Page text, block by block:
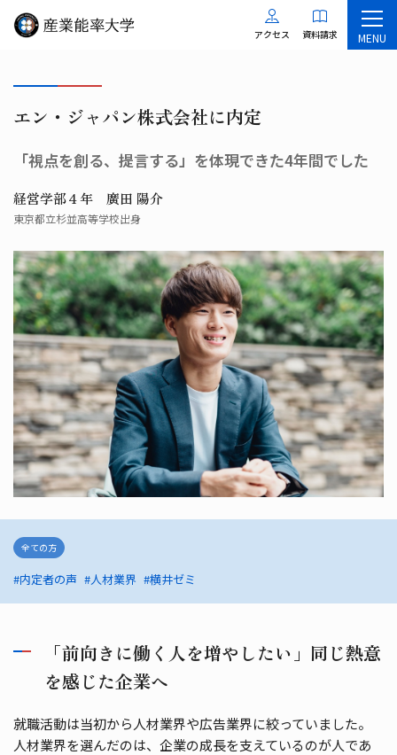
アクセス 資料請求 MENU
エン・ジャパン株式会社に内定
「視点を創る、提言する」を体現できた4年間でした
経営学部４年 廣田 陽介
東京都立杉並高等学校出身
全ての方
#内定者の声 #人材業界 #横井ゼミ
「前向きに働く人を増やしたい」同じ熱意
を感じた企業へ
就職活動は当初から人材業界や広告業界に絞っていました。
人材業界を選んだのは、企業の成長を支えているのが人であ